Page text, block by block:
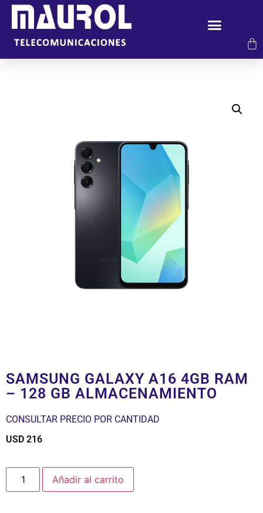
SAMSUNG GALAXY A16 4GB RAM
– 128 GB ALMACENAMIENTO
CONSULTAR PRECIO POR CANTIDAD
USD 216
Añadir al carrito